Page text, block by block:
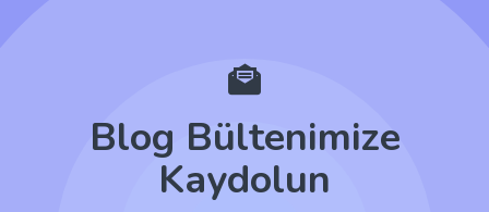
Blog Bültenimize
Kaydolun